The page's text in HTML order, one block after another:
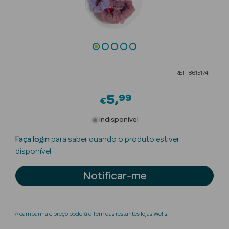
Beauty Season
Beauty Season
Beauty Season
REF: 8615174
€5 99
Indisponível
Faça login para saber quando o produto estiver
disponível
Notificar-me
A campanha e preço poderá diferir das restantes lojas Wells.